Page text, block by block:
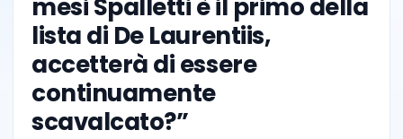
mesi Spalletti è il primo della
lista di De Laurentiis,
accetterà di essere
continuamente
scavalcato?”